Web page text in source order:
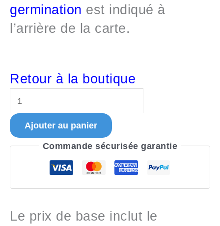
germination est indiqué à
l’arrière de la carte.
Retour à la boutique
Ajouter au panier
Commande sécurisée garantie
Le prix de base inclut le